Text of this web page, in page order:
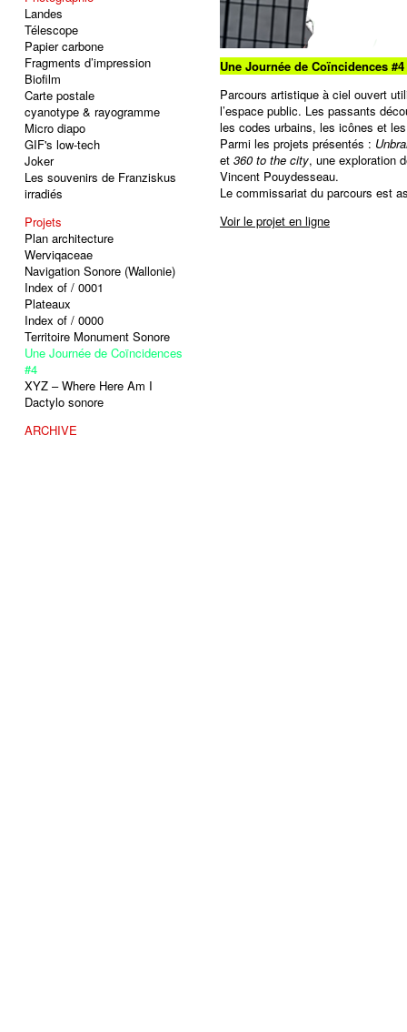
Landes
Télescope
Papier carbone
Fragments d’impression
Biofilm
Carte postale
cyanotype & rayogramme
Micro diapo
GIF's low-tech
Joker
Les souvenirs de Franziskus
irradiés
Projets
Plan architecture
Werviqaceae
Navigation Sonore (Wallonie)
Index of / 0001
Plateaux
Index of / 0000
Territoire Monument Sonore
Une Journée de Coïncidences
#4
XYZ – Where Here Am I
Dactylo sonore
ARCHIVE
Une Journée de Coïncidences
Parcours artistique à ciel ouvert
l’espace public. Les passants
les codes urbains, les icônes et
Parmi les projets présentés :
et 360 to the city, une exploration
Vincent Pouydesseau.
Le commissariat du parcours est
Voir le projet en ligne